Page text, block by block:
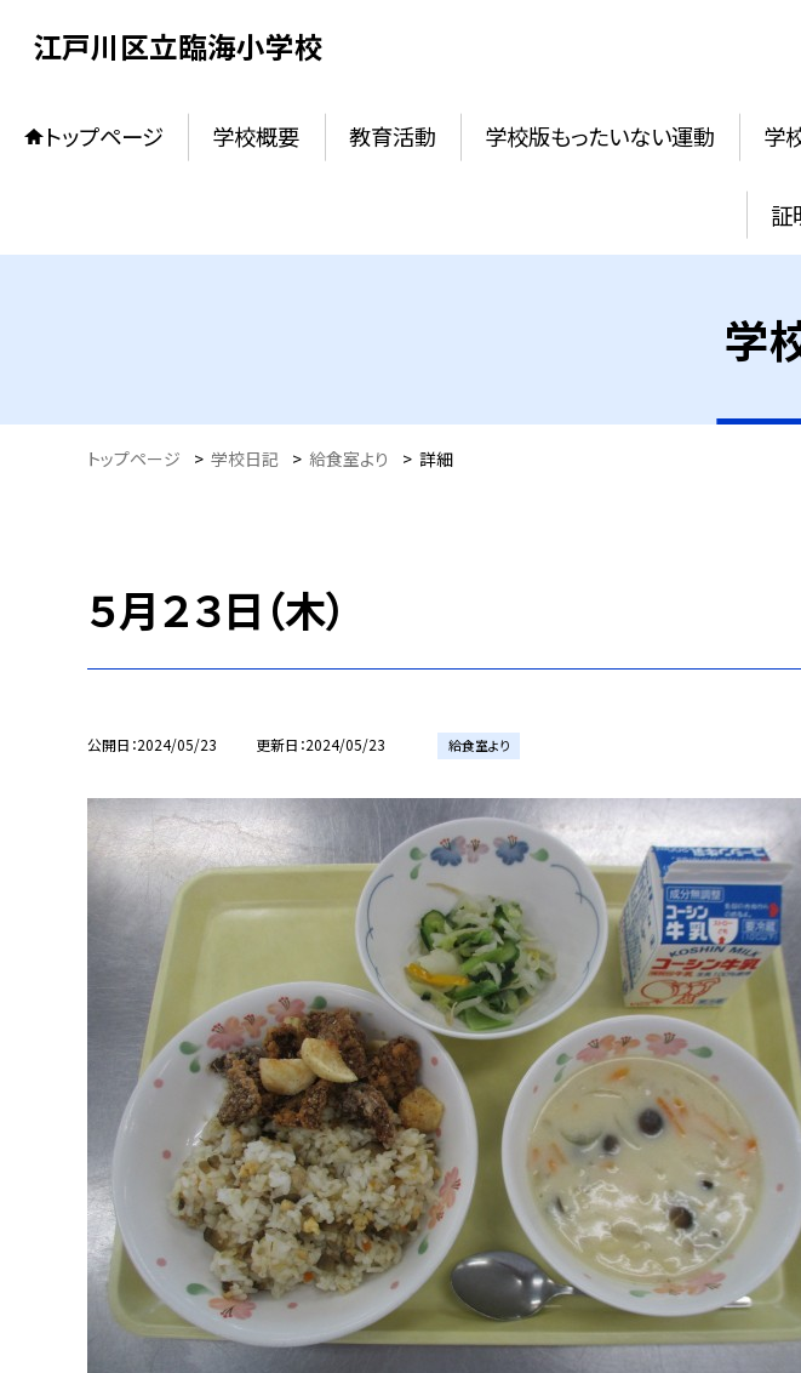
江戸川区立臨海小学校
トップページ 学校概要 教育活動 学校版もったいない運動 学
証
学
トップページ > 学校日記 > 給食室より > 詳細
５月２３日（木）
公開日 2024/05/23 更新日 2024/05/23 給食室より